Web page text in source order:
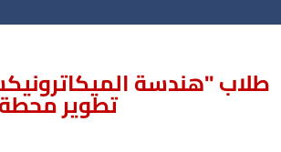
طلاب "هندسة
تطوير